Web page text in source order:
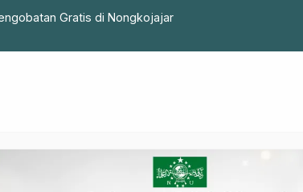
Pengobatan Gratis di Nongkojajar